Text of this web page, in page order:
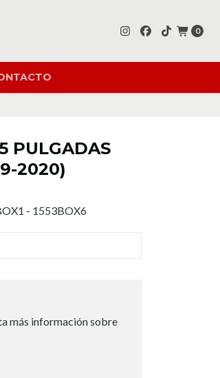
0
PULGADAS
2020)
- 1553BOX6
más información sobre